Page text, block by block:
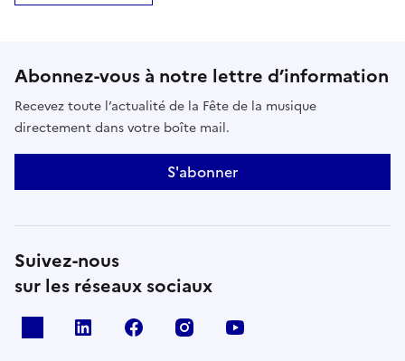
Abonnez-vous à notre lettre d’information
Recevez toute l’actualité de la Fête de la musique
directement dans votre boîte mail.
S'abonner
Suivez-nous
sur les réseaux sociaux
Linkedin Facebook Instagram